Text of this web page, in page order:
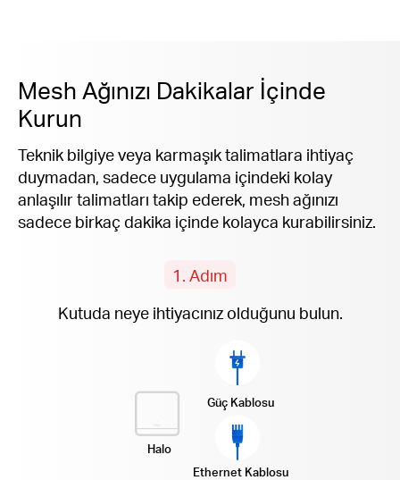
Mesh Ağınızı Dakikalar İçinde
Kurun
Teknik bilgiye veya karmaşık talimatlara ihtiyaç
duymadan, sadece uygulama içindeki kolay
anlaşılır talimatları takip ederek, mesh ağınızı
sadece birkaç dakika içinde kolayca kurabilirsiniz.
1. Adım
Kutuda neye ihtiyacınız olduğunu bulun.
Halo
Güç Kablosu
Ethernet Kablosu